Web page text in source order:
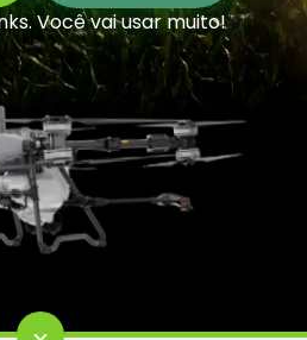
Você vai usar muito!